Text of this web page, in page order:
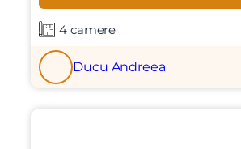
4 camere
Ducu Andreea